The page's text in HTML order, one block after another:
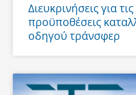
Διευκρινήσεις για τις
προϋποθέσεις
οδηγού τράνσφερ